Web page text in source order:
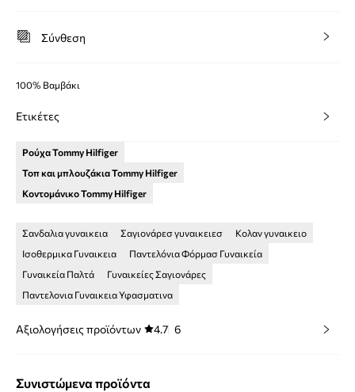
Σύνθεση
100% Βαμβάκι
Ετικέτες
Ρούχα Tommy Hilfiger
Τοπ και μπλουζάκια Tommy Hilfiger
Κοντομάνικο Tommy Hilfiger
Σανδαλια γυναικεια Σαγιονάρεσ γυναικειεσ
Κολαν γυναικειο
Ισοθερμικα Γυναικεια
Παντελόνια Φόρμασ Γυναικεία
Γυναικεία Παλτά
Γυναικείες Σαγιονάρες
Παντελονια Γυναικεια Υφασματινα
Αξιολογήσεις προϊόντων 4.7 6
Συνιστώμενα προϊόντα